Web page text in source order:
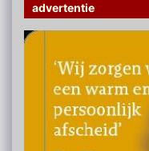
advertentie